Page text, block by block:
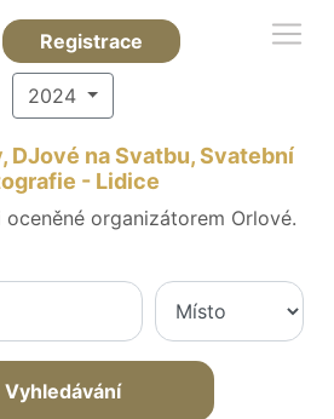
Registrace
2024
DJové na Svatbu, Svatební
- Lidice
organizátorem Orlové.
Vyhledávání